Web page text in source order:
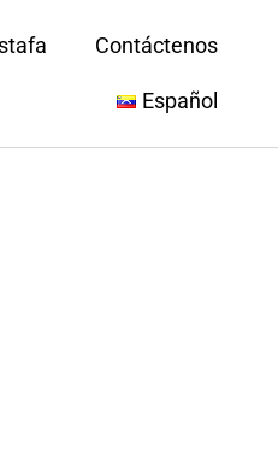
Contáctenos
Español